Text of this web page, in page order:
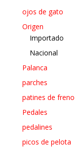
ojos de gato
Origen
Importado
Nacional
Palanca
parches
patines de freno
Pedales
pedalines
picos de pelota